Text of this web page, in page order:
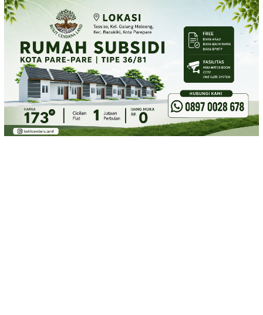
Loncat
ke